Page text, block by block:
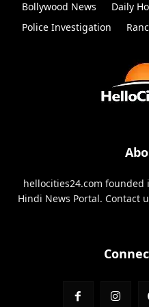
Bollywood News
Daily
Police Investigation
hellocities24.com founded
Hindi News Portal. Contact